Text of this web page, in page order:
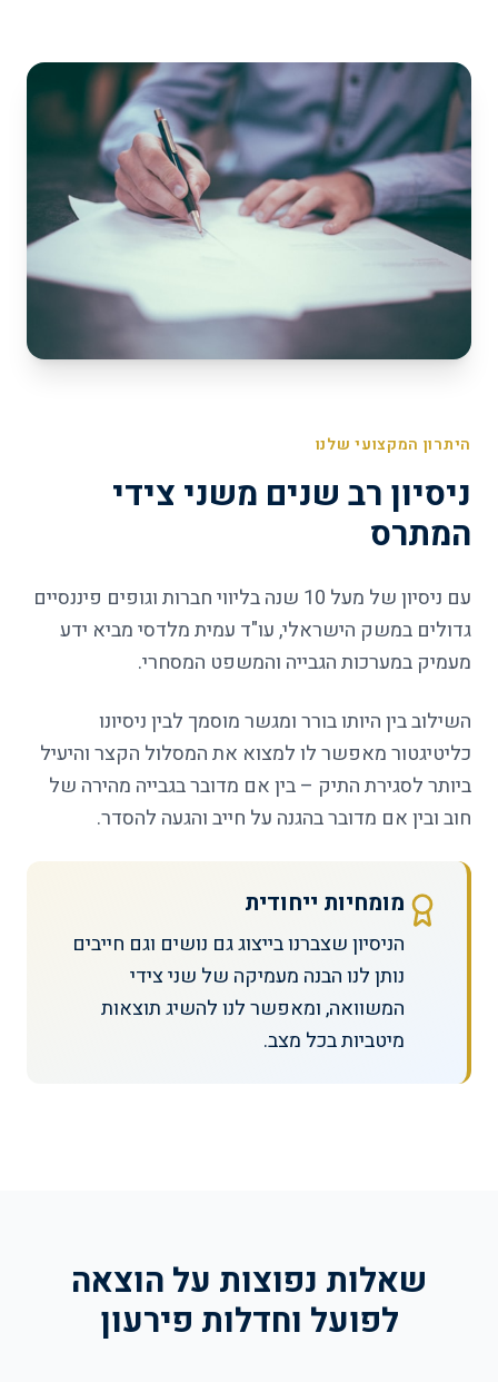
היתרון המקצועי שלנו
ניסיון רב שנים משני צידי
המתרס
עם ניסיון של מעל 10 שנה בליווי חברות וגופים פיננסיים
גדולים במשק הישראלי, עו"ד עמית מלדסי מביא ידע
מעמיק במערכות הגבייה והמשפט המסחרי.
השילוב בין היותו בורר ומגשר מוסמך לבין ניסיונו
כליטיגטור מאפשר לו למצוא את המסלול הקצר והיעיל
ביותר לסגירת התיק – בין אם מדובר בגבייה מהירה של
חוב ובין אם מדובר בהגנה על חייב והגעה להסדר.
מומחיות ייחודית
הניסיון שצברנו בייצוג גם נושים וגם חייבים
נותן לנו הבנה מעמיקה של שני צידי
המשוואה, ומאפשר לנו להשיג תוצאות
מיטביות בכל מצב.
שאלות נפוצות על הוצאה
לפועל וחדלות פירעון